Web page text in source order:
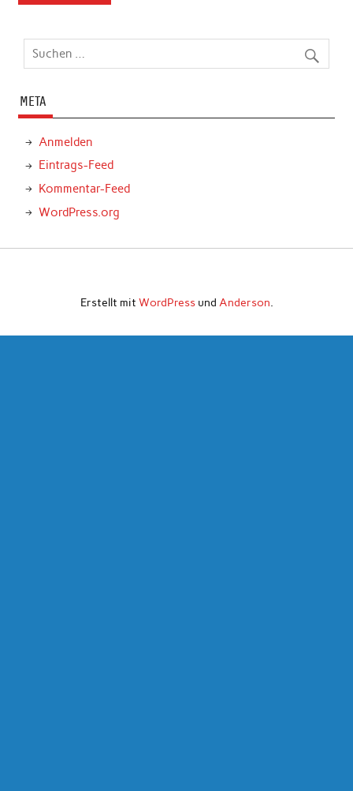
META
Anmelden
Eintrags-Feed
Kommentar-Feed
WordPress.org
Erstellt mit WordPressund Anderson.